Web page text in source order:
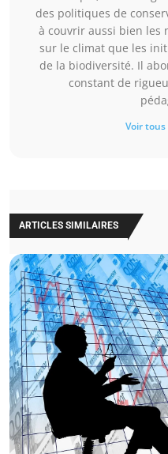
des politiques de
à couvrir aussi bien les
sur le climat que les
de la biodiversité. Il
constant de
Voir
ARTICLES SIMILAIRES